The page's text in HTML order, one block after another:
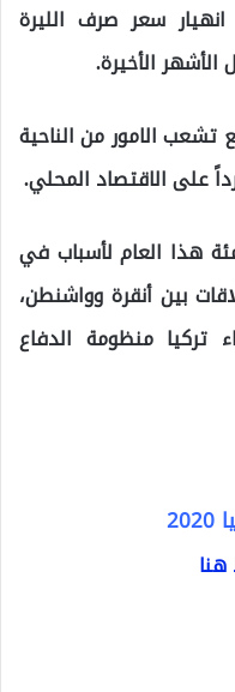
سعر صرف الليرة
الأخيرة.
تشعب الامور من الناحية
على الاقتصاد المحلي.
هذا العام لأسباب في
بين أنقرة وواشنطن،
تركيا منظومة الدفاع